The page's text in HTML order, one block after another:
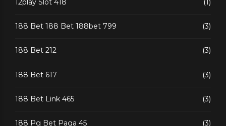
188 Bet 188 Bet 188bet 799 (3)
188 Bet 212 (3)
188 Bet 617 (3)
188 Bet Link 465 (3)
188 Pg Bet Paga 45 (3)